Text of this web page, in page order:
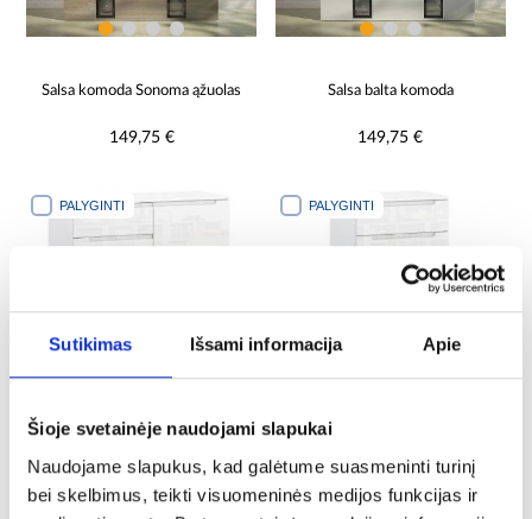
Sutikimas Išsami informacija Apie
Šioje svetainėje naudojami slapukai
Naudojame slapukus, kad galėtume suasmeninti turinį
bei skelbimus, teikti visuomeninės medijos funkcijas ir
Salsa komoda Sonoma ąžuolas
149,75 €
Salsa balta komoda
149,75 €
PALYGINTI
blizgesys
187,25 €
PALYGINTI
blizgesys
169,75 €